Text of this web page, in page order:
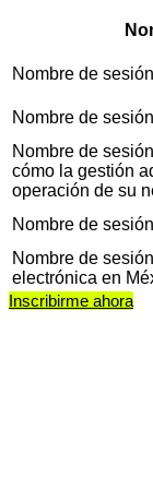
cómo la gestión
operación de su
electrónica en
Inscribirme ahora